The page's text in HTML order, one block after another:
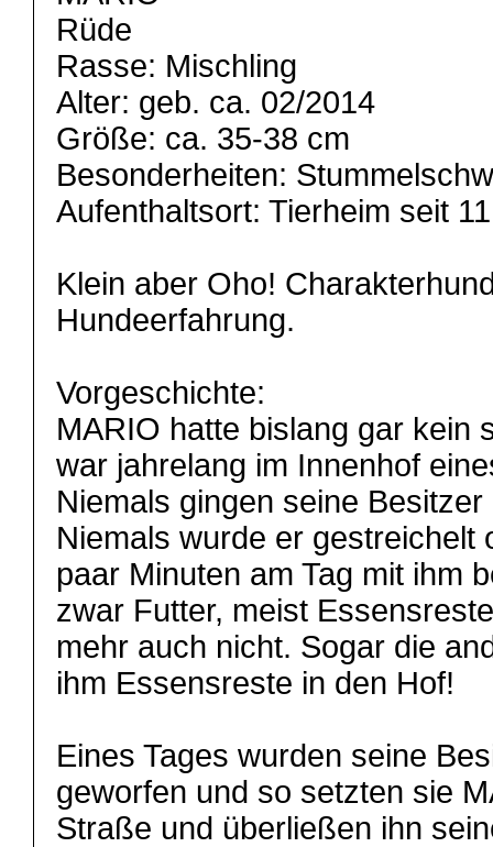
Rüde
Rasse: Mischling
Alter: geb. ca. 02/2014
Größe: ca. 35-38 cm
Besonderheiten:
Aufenthaltsort: Tierheim seit
Klein aber Oho!
Hundeerfahrung.
Vorgeschichte:
MARIO hatte bislang gar kein
war jahrelang im Innenhof
Niemals gingen seine
Niemals wurde er gestreichelt
paar Minuten am Tag mit ihm
zwar Futter, meist
mehr auch nicht. Sogar die
ihm Essensreste in den Hof!
Eines Tages wurden seine
geworfen und so setzten sie
Straße und überließen ihn